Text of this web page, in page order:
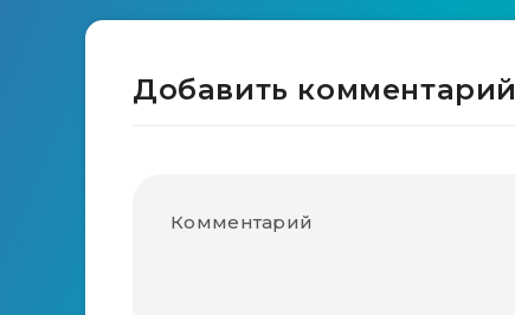
Добавить комментарий